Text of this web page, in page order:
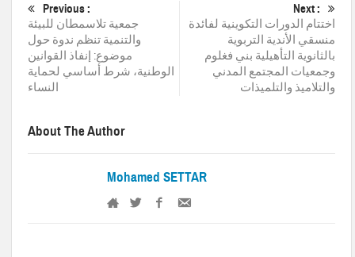
Previous :
جمعية تلاسمطان للبيئة
والتنمية تنظم ندوة حول
موضوع: إنفاذ القوانين
الوطنية، شرط أساسي لحماية
النساء
Next :
اختتام الدورات التكوينية لفائدة
منسقي الأندية التربوية
بالثانوية التأهيلية بني فغلوم
وجمعيات المجتمع المدني
والتلاميذ والتلميذات
About The Author
Mohamed SETTAR